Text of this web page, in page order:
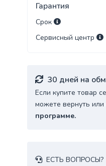
Гарантия
Срок
Сервисный центр
30 дней на
Если купите товар
можете вернуть или
программе.
ЕСТЬ ВОПРОСЫ?